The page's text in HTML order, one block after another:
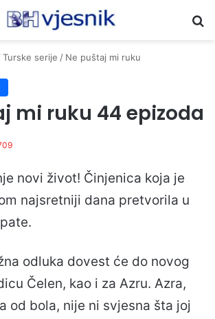
Turske serije / Ne puštaj mi ruku
mi ruku 44 epizoda
novi život! Činjenica koja je
najsretniji dana pretvorila u
odluka dovest će do novog
Čelen, kao i za Azru. Azra,
od bola, nije ni svjesna šta joj